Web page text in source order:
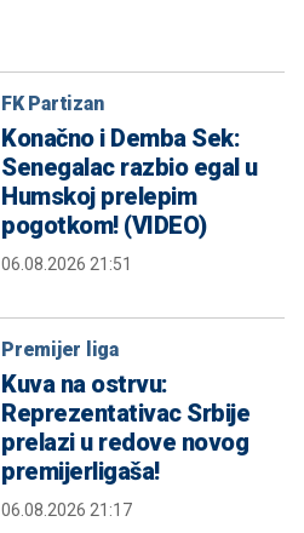
FK Partizan
Konačno i Demba Sek:
Senegalac razbio egal u
Humskoj prelepim
pogotkom! (VIDEO)
06.08.2026 21:51
Premijer liga
Kuva na ostrvu:
Reprezentativac Srbije
prelazi u redove novog
premijerligaša!
06.08.2026 21:17